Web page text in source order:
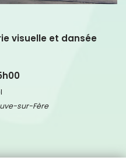
visuelle et dansée
sur-Fère